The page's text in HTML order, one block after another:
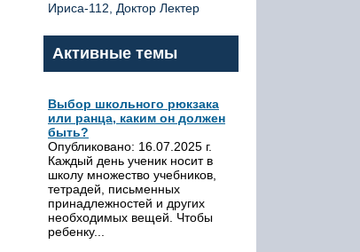
Ириса-112, Доктор Лектер
Активные темы
Выбор школьного рюкзака
или ранца, каким он должен
быть?
Опубликовано: 16.07.2025 г.
Каждый день ученик носит в
школу множество учебников,
тетрадей, письменных
принадлежностей и других
необходимых вещей. Чтобы
ребенку...